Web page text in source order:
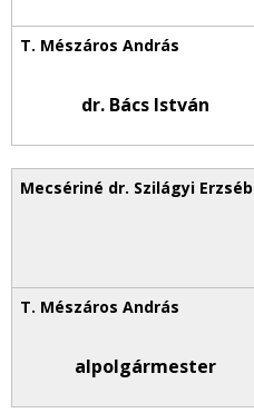
dr. Bács István
alpolgármester